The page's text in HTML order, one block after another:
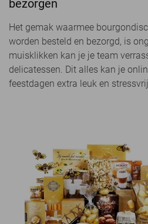
bezorgen
Het gemak waarmee
worden besteld en bezorgd, is
muisklikken kan je je team
delicatessen. Dit alles kan je
feestdagen extra leuk en